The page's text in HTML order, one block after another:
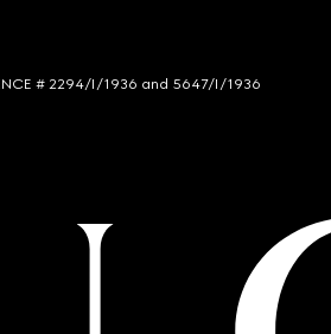
# 2294/I/1936 and 5647/I/1936